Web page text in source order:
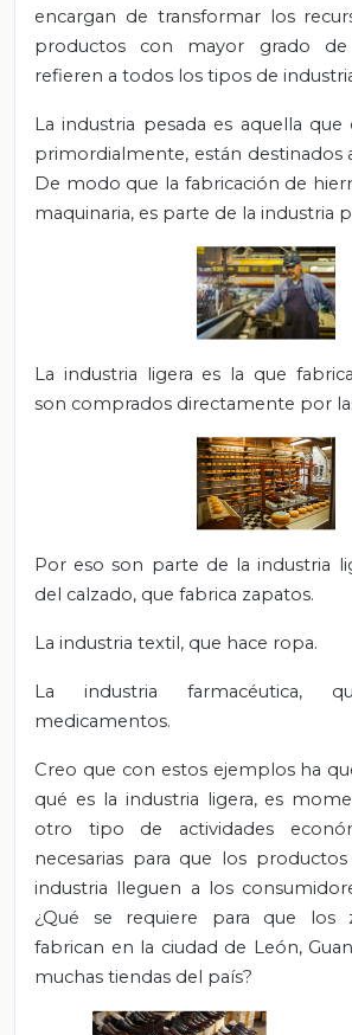
encargan de transformar los
productos con mayor grado de
refieren a todos los tipos de
La industria pesada es aquella que
primordialmente, están destinados
De modo que la fabricación de
maquinaria, es parte de la industria
La industria ligera es la que
son comprados directamente por
Por eso son parte de la industria
del calzado, que fabrica zapatos.
La industria textil, que hace ropa.
La industria farmacéutica,
medicamentos.
Creo que con estos ejemplos ha
qué es la industria ligera, es
otro tipo de actividades
necesarias para que los
industria lleguen a los
¿Qué se requiere para que los
fabrican en la ciudad de León,
muchas tiendas del país?